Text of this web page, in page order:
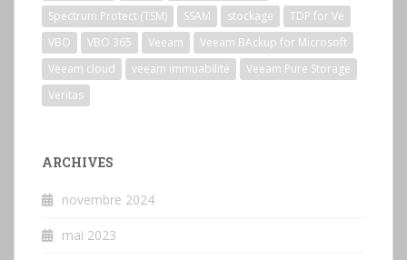
Spectrum Protect (TSM)
SSAM stockage
TDP for Ve
VBO
VBO 365 Veeam
Veeam BAckup for Microsoft
Veeam cloud
veeam immuabilité
Veeam Pure Storage
Veritas
ARCHIVES
novembre 2024
mai 2023